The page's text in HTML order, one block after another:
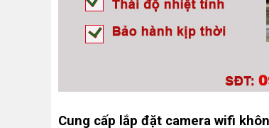
Cung cấp lắp đặt camera wifi